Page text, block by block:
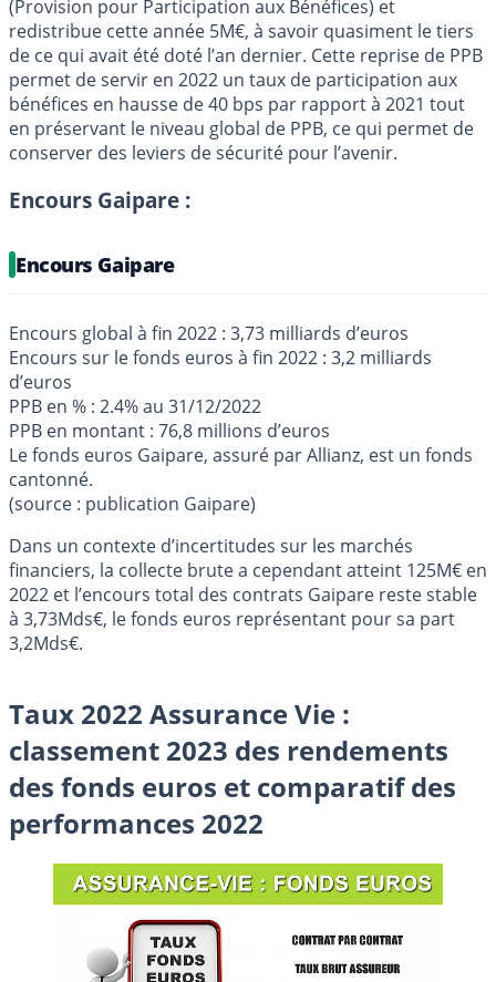
(Provision pour Participation aux Bénéfices) et
redistribue cette année 5M€, à savoir quasiment le tiers
de ce qui avait été doté l’an dernier. Cette reprise de PPB
permet de servir en 2022 un taux de participation aux
bénéfices en hausse de 40 bps par rapport à 2021 tout
en préservant le niveau global de PPB, ce qui permet de
conserver des leviers de sécurité pour l’avenir.
Encours Gaipare :
Encours Gaipare
Encours global à fin 2022 : 3,73 milliards d’euros
Encours sur le fonds euros à fin 2022 : 3,2 milliards
d’euros
PPB en % : 2.4% au 31/12/2022
PPB en montant : 76,8 millions d’euros
Le fonds euros Gaipare, assuré par Allianz, est un fonds
cantonné.
(source : publication Gaipare)
Dans un contexte d’incertitudes sur les marchés
financiers, la collecte brute a cependant atteint 125M€ en
2022 et l’encours total des contrats Gaipare reste stable
à 3,73Mds€, le fonds euros représentant pour sa part
3,2Mds€.
Taux 2022 Assurance Vie :
classement 2023 des rendements
des fonds euros et comparatif des
performances 2022